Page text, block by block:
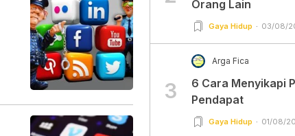
Orang Lain
Gaya Hidup 03/08/
3
Arga Fica
6 Cara Menyikapi
Pendapat
Gaya Hidup 01/08/